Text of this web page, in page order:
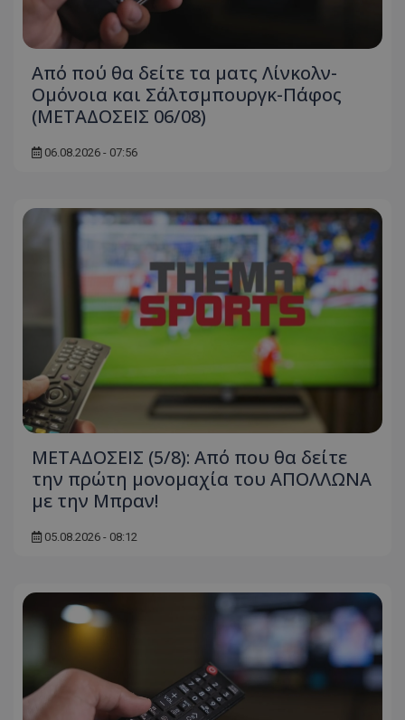
Από πού θα δείτε τα ματς Λίνκολν-
Ομόνοια και Σάλτσμπουργκ-Πάφος
(ΜΕΤΑΔΟΣΕΙΣ 06/08)
06.08.2026 - 07:56
ΜΕΤΑΔΟΣΕΙΣ (5/8): Από που θα δείτε
την πρώτη μονομαχία του ΑΠΟΛΛΩΝΑ
με την Μπραν!
05.08.2026 - 08:12